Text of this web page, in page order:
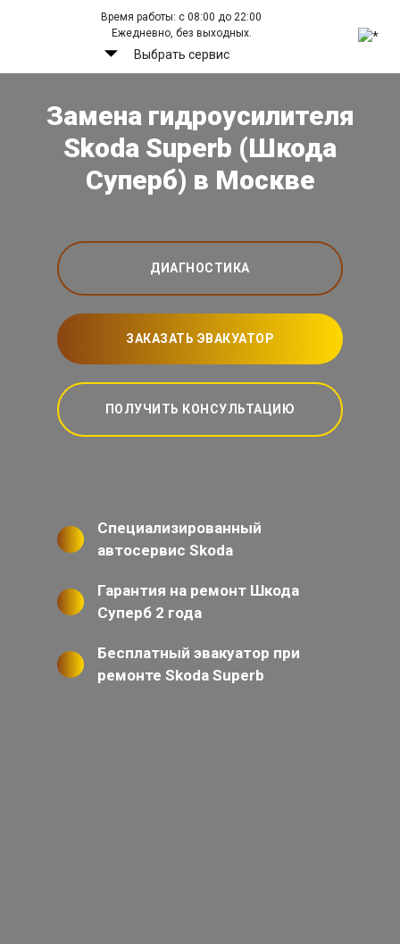
Время работы: с 08:00 до 22:00
Ежедневно, без выходных.
Выбрать сервис
Замена гидроусилителя
Skoda Superb (Шкода
Суперб) в Москве
ДИАГНОСТИКА
ЗАКАЗАТЬ ЭВАКУАТОР
ПОЛУЧИТЬ КОНСУЛЬТАЦИЮ
Специализированный
автосервис Skoda
Гарантия на ремонт Шкода
Суперб 2 года
Бесплатный эвакуатор при
ремонте Skoda Superb